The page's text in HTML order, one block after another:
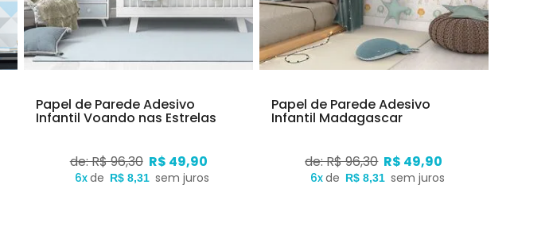
Papel de Parede Adesivo
Infantil Voando nas Estrelas
de: R$ 96,30 R$ 49,90
6xde R$ 8,31 sem juros
Papel de Parede Adesivo
Infantil Madagascar
de: R$ 96,30 R$ 49,90
6xde R$ 8,31 sem juros